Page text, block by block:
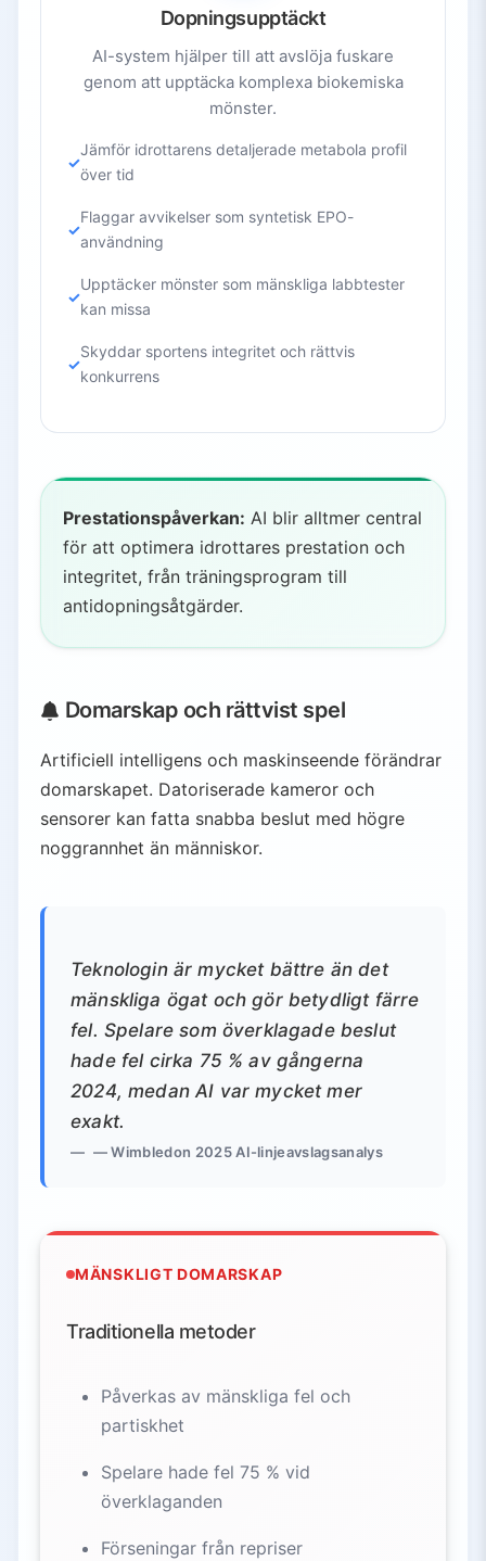
Dopningsupptäckt
AI-system hjälper till att avslöja fuskare
genom att upptäcka komplexa biokemiska
mönster.
Jämför idrottarens detaljerade metabola profil
över tid
Flaggar avvikelser som syntetisk EPO-
användning
Upptäcker mönster som mänskliga labbtester
kan missa
Skyddar sportens integritet och rättvis
konkurrens
Prestationspåverkan: AI blir alltmer central
för att optimera idrottares prestation och
integritet, från träningsprogram till
antidopningsåtgärder.
Domarskap och rättvist spel
Artificiell intelligens och maskinseende förändrar
domarskapet. Datoriserade kameror och
sensorer kan fatta snabba beslut med högre
noggrannhet än människor.
Teknologin är mycket bättre än det
mänskliga ögat och gör betydligt färre
fel. Spelare som överklagade beslut
hade fel cirka 75 % av gångerna
2024, medan AI var mycket mer
exakt.
— Wimbledon 2025 AI-linjeavslagsanalys
MÄNSKLIGT DOMARSKAP
Traditionella metoder
Påverkas av mänskliga fel och
partiskhet
Spelare hade fel 75 % vid
överklaganden
Förseningar från repriser